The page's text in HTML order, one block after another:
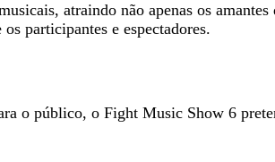
atraindo não apenas os amantes
participantes e espectadores.
o público, o Fight Music Show 6